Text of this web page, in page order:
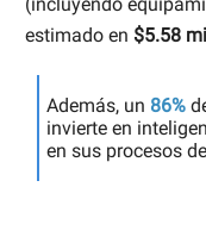
estimado en $5.58
Además, un 86%
invierte en
en sus procesos